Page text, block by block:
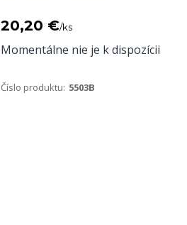
20,20 €/ks
Momentálne nie je k dispozícii
Číslo produktu: 5503B